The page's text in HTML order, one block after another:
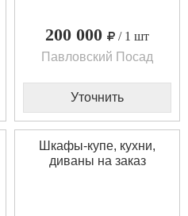
200 000
/ 1 шт
Павловский Посад
Уточнить
Шкафы-купе, кухни,
диваны на заказ